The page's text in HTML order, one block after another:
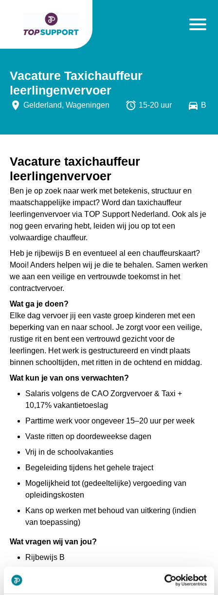
Vacature Taxichauffeur
leerlingenvervoer
place Gelderland, Wageningen alarm 15-20 uur directions_car B
Vacature taxichauffeur
leerlingenvervoer
Ben je op zoek naar werk met betekenis, structuur en
maatschappelijke impact? Word dan taxichauffeur
leerlingenvervoer via TOP Support Nederland. Ook als je
nog geen ervaring hebt, leiden wij jou op tot een
volwaardige chauffeur.
Heb je rijbewijs B en eventueel al een chauffeurskaart?
Mooi! Anders helpen wij je die te behalen. Samen werken
we aan een veilige en vertrouwde toekomst in het
contractvervoer.
Wat ga je doen?
Elke dag vervoer jij een vaste groep kinderen met een
beperking van en naar school. Je zorgt voor een veilige,
rustige rit en bent een vertrouwd gezicht voor de
leerlingen. Het werk is gestructureerd en vindt plaats
binnen schooltijden, met ritten in de ochtend en middag.
Wat kun je van ons verwachten?
Salaris volgens de CAO Zorgvervoer & Taxi +
10,17% vakantietoeslag
Parttime werk voor ongeveer 15–20 uur per week
Vaste ritten op doordeweekse dagen
Vrij in de schoolvakanties
Begeleiding tijdens het gehele traject
Mogelijkheid tot (gedeeltelijke) vergoeding van
opleidingskosten
Kans op werken met behoud van uitkering (indien
van toepassing)
Wat vragen wij van jou?
Rijbewijs B
Verantwoordelijkheid en affiniteit met kinderen